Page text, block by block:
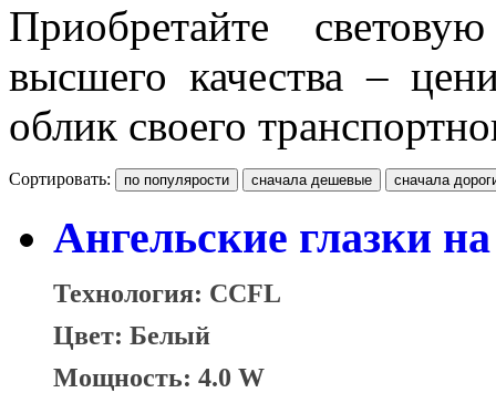
Приобретайте
высшего качества –
облик своего
Сортировать:
Ангельские глазки
Технология: CCFL
Цвет: Белый
Мощность: 4.0 W